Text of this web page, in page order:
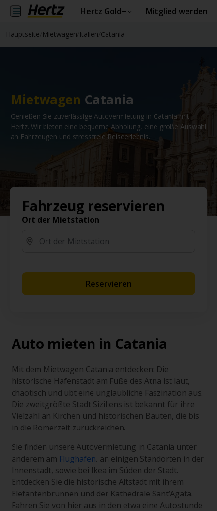
Hertz Gold+ Mitglied werden
Hauptseite Mietwagen Italien Catania
Mietwagen Catania
Genießen Sie zuverlässige Autovermietung in Catania mit
Hertz. Wir bieten eine bequeme Abholung, eine große Auswahl
an Fahrzeugen und stressfreie Reiseerlebnis.
Fahrzeug reservieren
Ort der Mietstation
Reservieren
Auto mieten in Catania
Mit dem Mietwagen Catania entdecken: Die
historische Hafenstadt am Fuße des Ätna ist laut,
chaotisch und übt eine unglaubliche Faszination aus.
Die zweitgrößte Stadt Siziliens ist bekannt für ihre
Vielzahl an Kirchen und historischen Bauten, die bis
in die Römerzeit zurückreichen.
Sie finden unsere Autovermietung in Catania unter
anderem am Flughafen, an einigen Standorten in der
Innenstadt, sowie bei Ikea im Süden der Stadt.
Entdecken Sie die historische Altstadt mit ihrem
Elefantenbrunnen und der Kathedrale Sant’Agata.
Fahren Sie von hier aus in den etwa eine Autostunde